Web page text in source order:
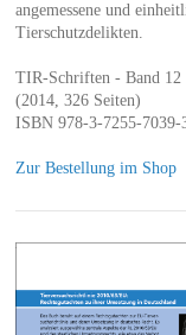
angemessene und
Tierschutzdelikten.
TIR-Schriften - Band 12
(2014, 326 Seiten)
ISBN 978-3-7255-7039-
Zur Bestellung im Shop